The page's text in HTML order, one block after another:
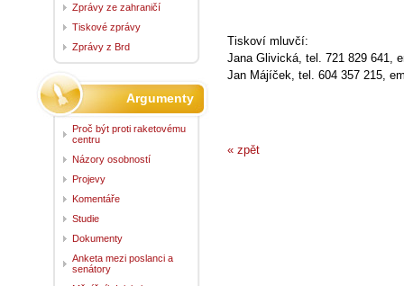
Tiskoví mluvčí:
Jana Glivická, tel. 721 829 641,
Jan Májíček, tel. 604 357 215,
« zpět
Zprávy ze zahraničí
Tiskové zprávy
Zprávy z Brd
Argumenty
Proč být proti raketovému
centru
Názory osobností
Projevy
Komentáře
Studie
Dokumenty
Anketa mezi poslanci a
senátory